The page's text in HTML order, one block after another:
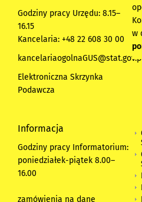
Godziny pracy Urzędu: 8.15–
16.15
Kancelaria: +48 22 608 30 00
Elektroniczna Skrzynka
Podawcza
w
Informacja
Godziny pracy Informatorium:
poniedziałek-piątek 8.00–
16.00
zamówienia na dane